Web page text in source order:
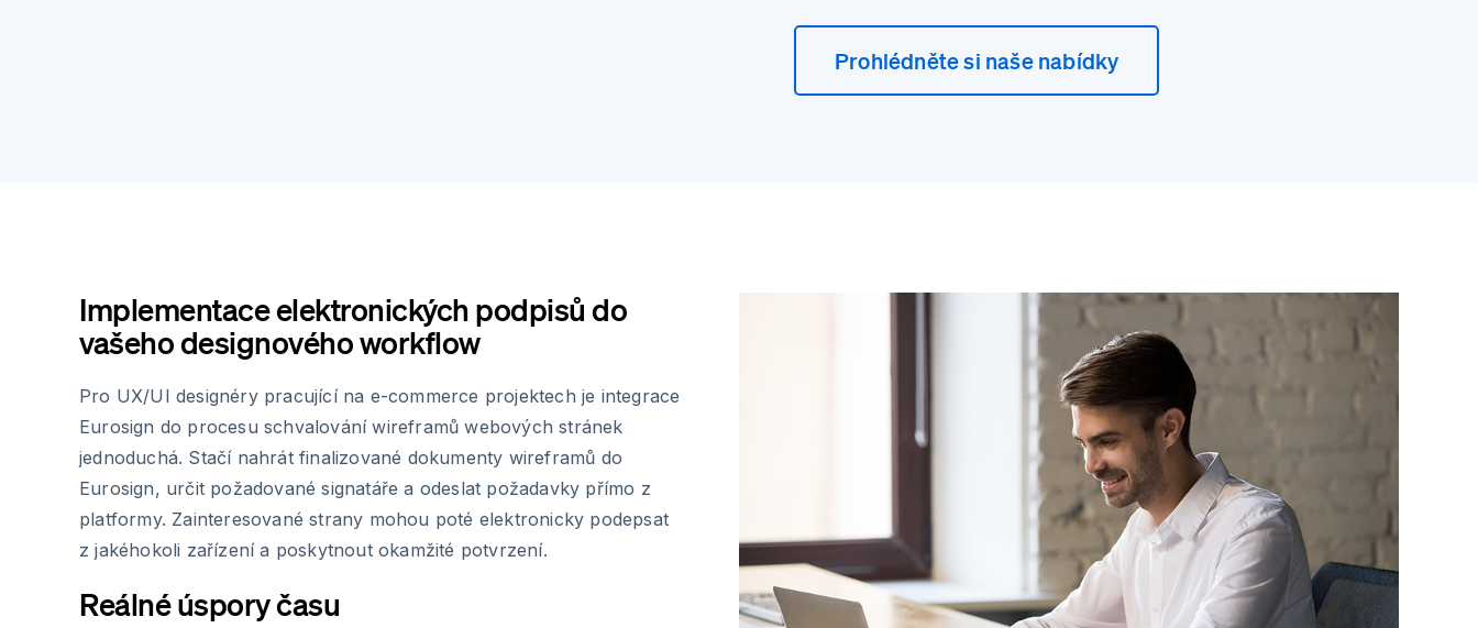
Prohlédněte si naše nabídky
Implementace elektronických podpisů do
vašeho designového workflow
Pro UX/UI designéry pracující na e-commerce projektech je integrace
Eurosign do procesu schvalování wireframů webových stránek
jednoduchá. Stačí nahrát finalizované dokumenty wireframů do
Eurosign, určit požadované signatáře a odeslat požadavky přímo z
platformy. Zainteresované strany mohou poté elektronicky podepsat
z jakéhokoli zařízení a poskytnout okamžité potvrzení.
Reálné úspory času